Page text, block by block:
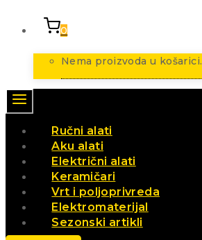
0
Nema proizvoda u košarici.
Ručni alati
Aku alati
Električni alati
Keramičari
Vrt i poljoprivreda
Elektromaterijal
Sezonski artikli